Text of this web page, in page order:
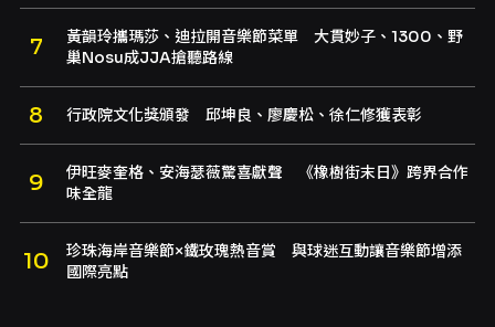
黃韻玲攜瑪莎、迪拉開音樂節菜單 大貫妙子、1300、野
巢Nosu成JJA搶聽路線
行政院文化獎頒發 邱坤良、廖慶松、徐仁修獲表彰
伊旺麥奎格、安海瑟薇驚喜獻聲 《橡樹街末日》跨界合作
味全龍
珍珠海岸音樂節×鐵玫瑰熱音賞 與球迷互動讓音樂節增添
國際亮點